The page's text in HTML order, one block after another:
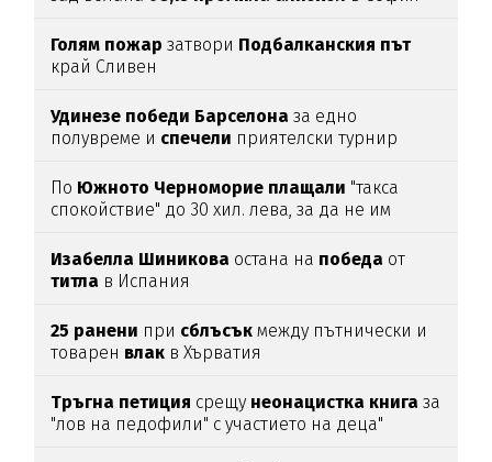
Голям пожар затвори Подбалканския път
край Сливен
Удинезе победи Барселона за едно
полувреме и спечели приятелски турнир
По Южното Черноморие плащали "такса
спокойствие" до 30 хил. лева, за да не им
Изабелла Шиникова остана на победа от
титла в Испания
25 ранени при сблъсък между пътнически и
товарен влак в Хърватия
Тръгна петиция срещу неонацистка книга за
"лов на педофили" с участието на деца"